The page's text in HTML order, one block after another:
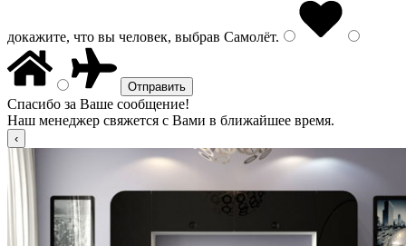
докажите, что вы человек, выбрав Самолёт.
Спасибо за Ваше сообщение!
Наш менеджер свяжется с Вами в ближайшее время.